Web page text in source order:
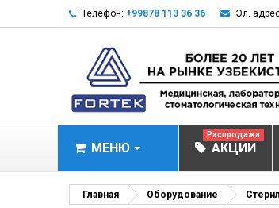
Телефон: +99878 113 36 36 Эл.
МЕНЮ АКЦИИ
Распродажа
Главная Оборудование